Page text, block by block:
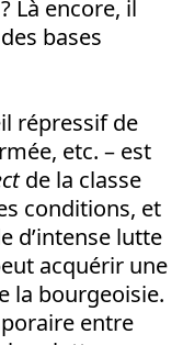
Là encore, il
bases
répressif de
etc. – est
de la classe
conditions, et
d’intense lutte
acquérir une
la bourgeoisie.
entre